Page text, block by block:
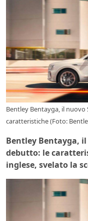
Bentley Bentayga, il
caratteristiche (Foto:
Bentley Bentayga,
debutto: le
inglese, svelato la